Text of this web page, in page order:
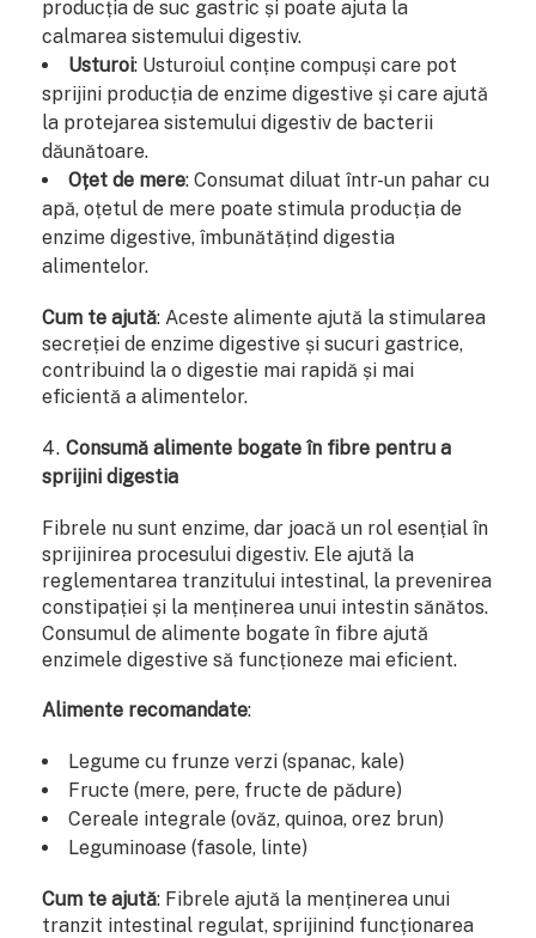
producția de suc gastric și poate ajuta la
calmarea sistemului digestiv.
Usturoi: Usturoiul conține compuși care pot
sprijini producția de enzime digestive și care ajută
la protejarea sistemului digestiv de bacterii
dăunătoare.
Oțet de mere: Consumat diluat într-un pahar cu
apă, oțetul de mere poate stimula producția de
enzime digestive, îmbunătățind digestia
alimentelor.
Cum te ajută: Aceste alimente ajută la stimularea
secreției de enzime digestive și sucuri gastrice,
contribuind la o digestie mai rapidă și mai
eficientă a alimentelor.
Consumă alimente bogate în fibre pentru a
sprijini digestia
Fibrele nu sunt enzime, dar joacă un rol esențial în
sprijinirea procesului digestiv. Ele ajută la
reglementarea tranzitului intestinal, la prevenirea
constipației și la menținerea unui intestin sănătos.
Consumul de alimente bogate în fibre ajută
enzimele digestive să funcționeze mai eficient.
Alimente recomandate:
Legume cu frunze verzi (spanac, kale)
Fructe (mere, pere, fructe de pădure)
Cereale integrale (ovăz, quinoa, orez brun)
Leguminoase (fasole, linte)
Cum te ajută: Fibrele ajută la menținerea unui
tranzit intestinal regulat, sprijinind funcționarea